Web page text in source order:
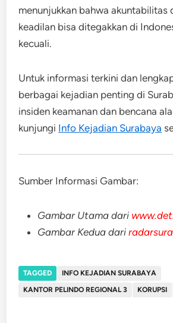
menunjukkan bahwa akuntabilitas
keadilan bisa ditegakkan di
kecuali.
Untuk informasi terkini dan
berbagai kejadian penting di
insiden keamanan dan bencana
kunjungi Info Kejadian Surabaya
Sumber Informasi Gambar:
Gambar Utama dari
Gambar Kedua dari
TAGGED
INFO KEJADIAN SURABAYA
KANTOR PELINDO REGIONAL 3
KORUPSI